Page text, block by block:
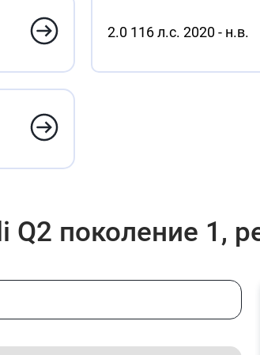
2.0 116 л.с. 2020 - н.в.
поколение 1,